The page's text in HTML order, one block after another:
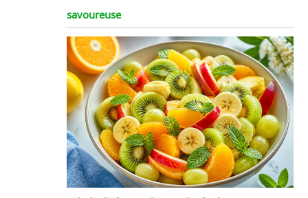
savoureuse